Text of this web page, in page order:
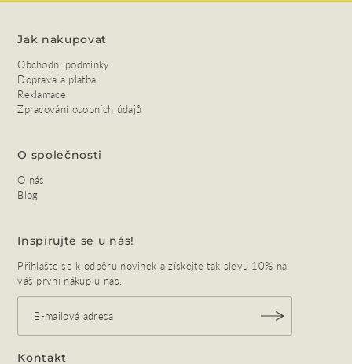
Jak nakupovat
Obchodní podmínky
Doprava a platba
Reklamace
Zpracování osobních údajů
O společnosti
O nás
Blog
Inspirujte se u nás!
Přihlašte se k odběru novinek a získejte tak slevu 10% na
váš první nákup u nás.
Kontakt